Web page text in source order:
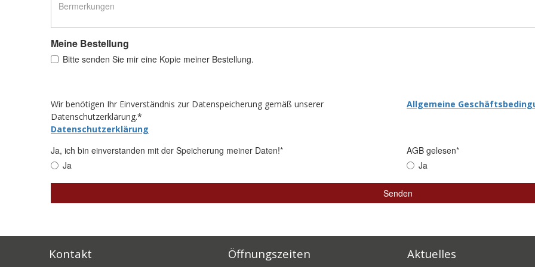
Kontakt Öffnungszeiten Aktuelles